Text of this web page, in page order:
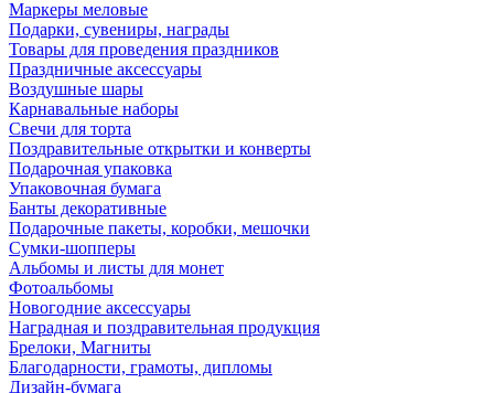
Маркеры меловые
Подарки, сувениры, награды
Товары для проведения праздников
Праздничные аксессуары
Воздушные шары
Карнавальные наборы
Свечи для торта
Поздравительные открытки и конверты
Подарочная упаковка
Упаковочная бумага
Банты декоративные
Подарочные пакеты, коробки, мешочки
Сумки-шопперы
Альбомы и листы для монет
Фотоальбомы
Новогодние аксессуары
Наградная и поздравительная продукция
Брелоки, Магниты
Благодарности, грамоты, дипломы
Дизайн-бумага